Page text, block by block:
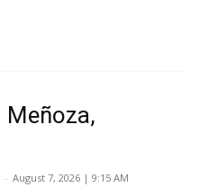
Meñoza,
- August 7, 2026 | 9:15 AM